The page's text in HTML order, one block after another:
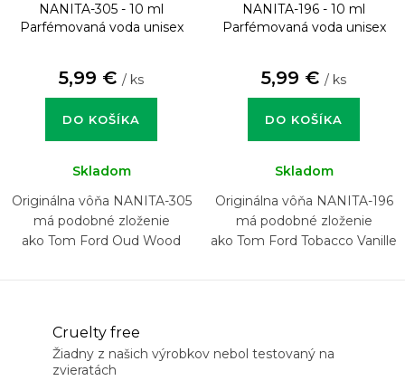
NANITA-305 - 10 ml
Parfémovaná voda unisex
5,99 € / ks
DO KOŠÍKA
Skladom
Originálna vôňa NANITA-305
má podobné zloženie
ako Tom Ford Oud Wood
NANITA-196 - 10 ml
Parfémovaná voda unisex
5,99 € / ks
DO KOŠÍKA
Skladom
Originálna vôňa NANITA-196
má podobné zloženie
ako Tom Ford Tobacco Vanille
Cruelty free
Žiadny z našich výrobkov nebol testovaný na
zvieratách